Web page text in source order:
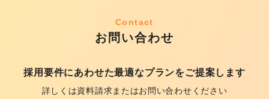
Contact
お問い合わせ
採用要件にあわせた最適なプランをご提案します
詳しくは資料請求またはお問い合わせください